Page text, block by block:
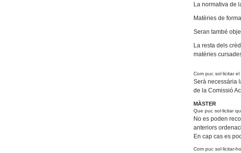
La normativa de
Matèries de
Seran també
La resta dels
matèries
Com puc sol·licitar
Serà necessària
de la Comissió
MÀSTER
Que puc sol·licitar
No es poden
anteriors
En cap cas es
Com puc sol·licitar-